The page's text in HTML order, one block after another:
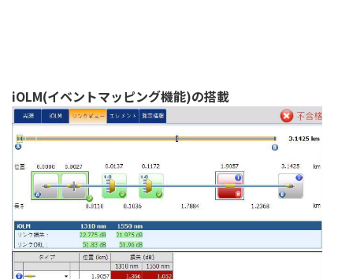
iOLM(イベントマッピング機能)の搭載